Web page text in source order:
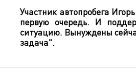
Участник автопробега
первую очередь. И
ситуацию. Вынуждены
задача".